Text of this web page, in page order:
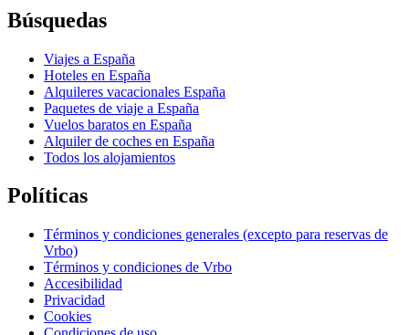
Búsquedas
Viajes a España
Hoteles en España
Alquileres vacacionales España
Paquetes de viaje a España
Vuelos baratos en España
Alquiler de coches en España
Todos los alojamientos
Políticas
Términos y condiciones generales (excepto para reservas de
Vrbo)
Términos y condiciones de Vrbo
Accesibilidad
Privacidad
Cookies